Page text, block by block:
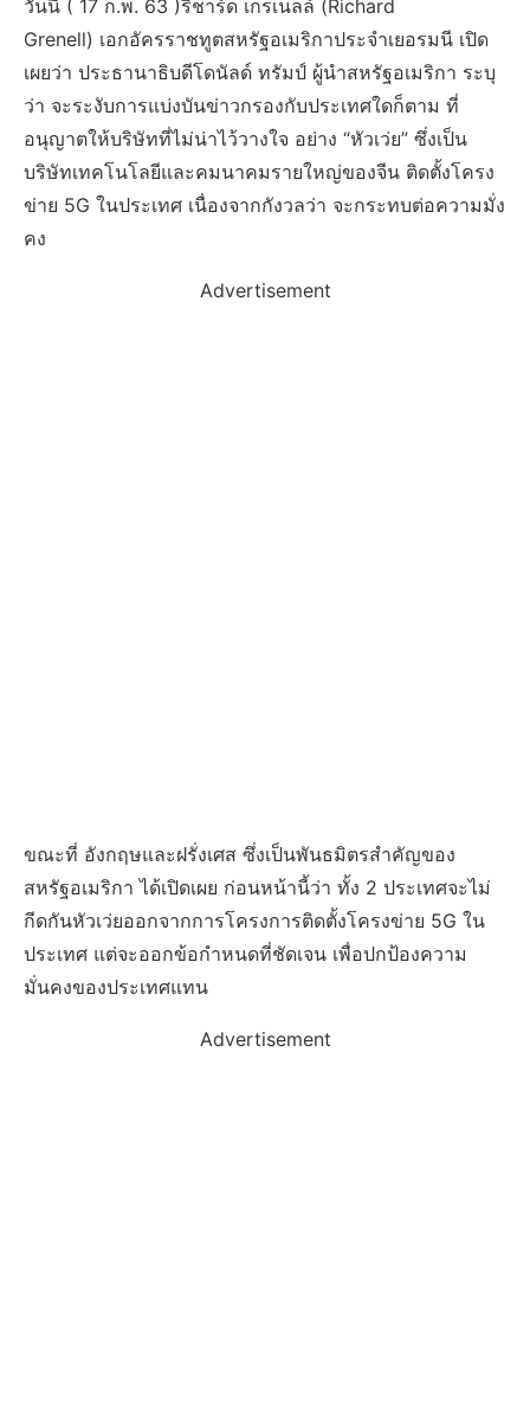
วันนี้ ( 17 ก.พ. 63 )ริชาร์ด เกรเนลล์ (Richard
Grenell) เอกอัครราชทูตสหรัฐอเมริกาประจำเยอรมนี เปิด
เผยว่า ประธานาธิบดีโดนัลด์ ทรัมป์ ผู้นำสหรัฐอเมริกา ระบุ
ว่า จะระงับการแบ่งบันข่าวกรองกับประเทศใดก็ตาม ที่
อนุญาตให้บริษัทที่ไม่น่าไว้วางใจ อย่าง “หัวเว่ย” ซึ่งเป็น
บริษัทเทคโนโลยีและคมนาคมรายใหญ่ของจีน ติดตั้งโครง
ข่าย 5G ในประเทศ เนื่องจากกังวลว่า จะกระทบต่อความมั่ง
คง
Advertisement
ขณะที่ อังกฤษและฝรั่งเศส ซึ่งเป็นพันธมิตรสำคัญของ
สหรัฐอเมริกา ได้เปิดเผย ก่อนหน้านี้ว่า ทั้ง 2 ประเทศจะไม่
กีดกันหัวเว่ยออกจากการโครงการติดตั้งโครงข่าย 5G ใน
ประเทศ แต่จะออกข้อกำหนดที่ชัดเจน เพื่อปกป้องความ
มั่นคงของประเทศแทน
Advertisement